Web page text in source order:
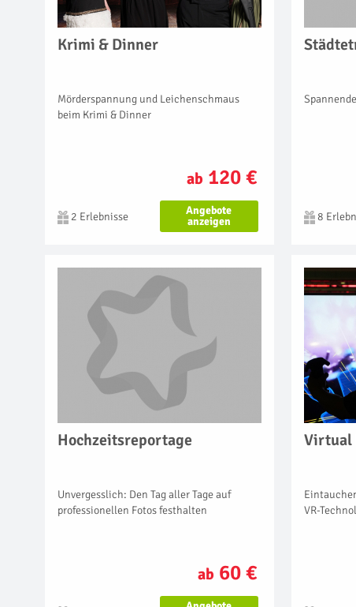
Krimi & Dinner
Mörderspannung und Leichenschmaus
beim Krimi & Dinner
ab 120 €
2 Erlebnisse
Angebote
anzeigen
8
Hochzeitsreportage
Unvergesslich: Den Tag aller Tage auf
professionellen Fotos festhalten
ab 60 €
Virtual
VR-